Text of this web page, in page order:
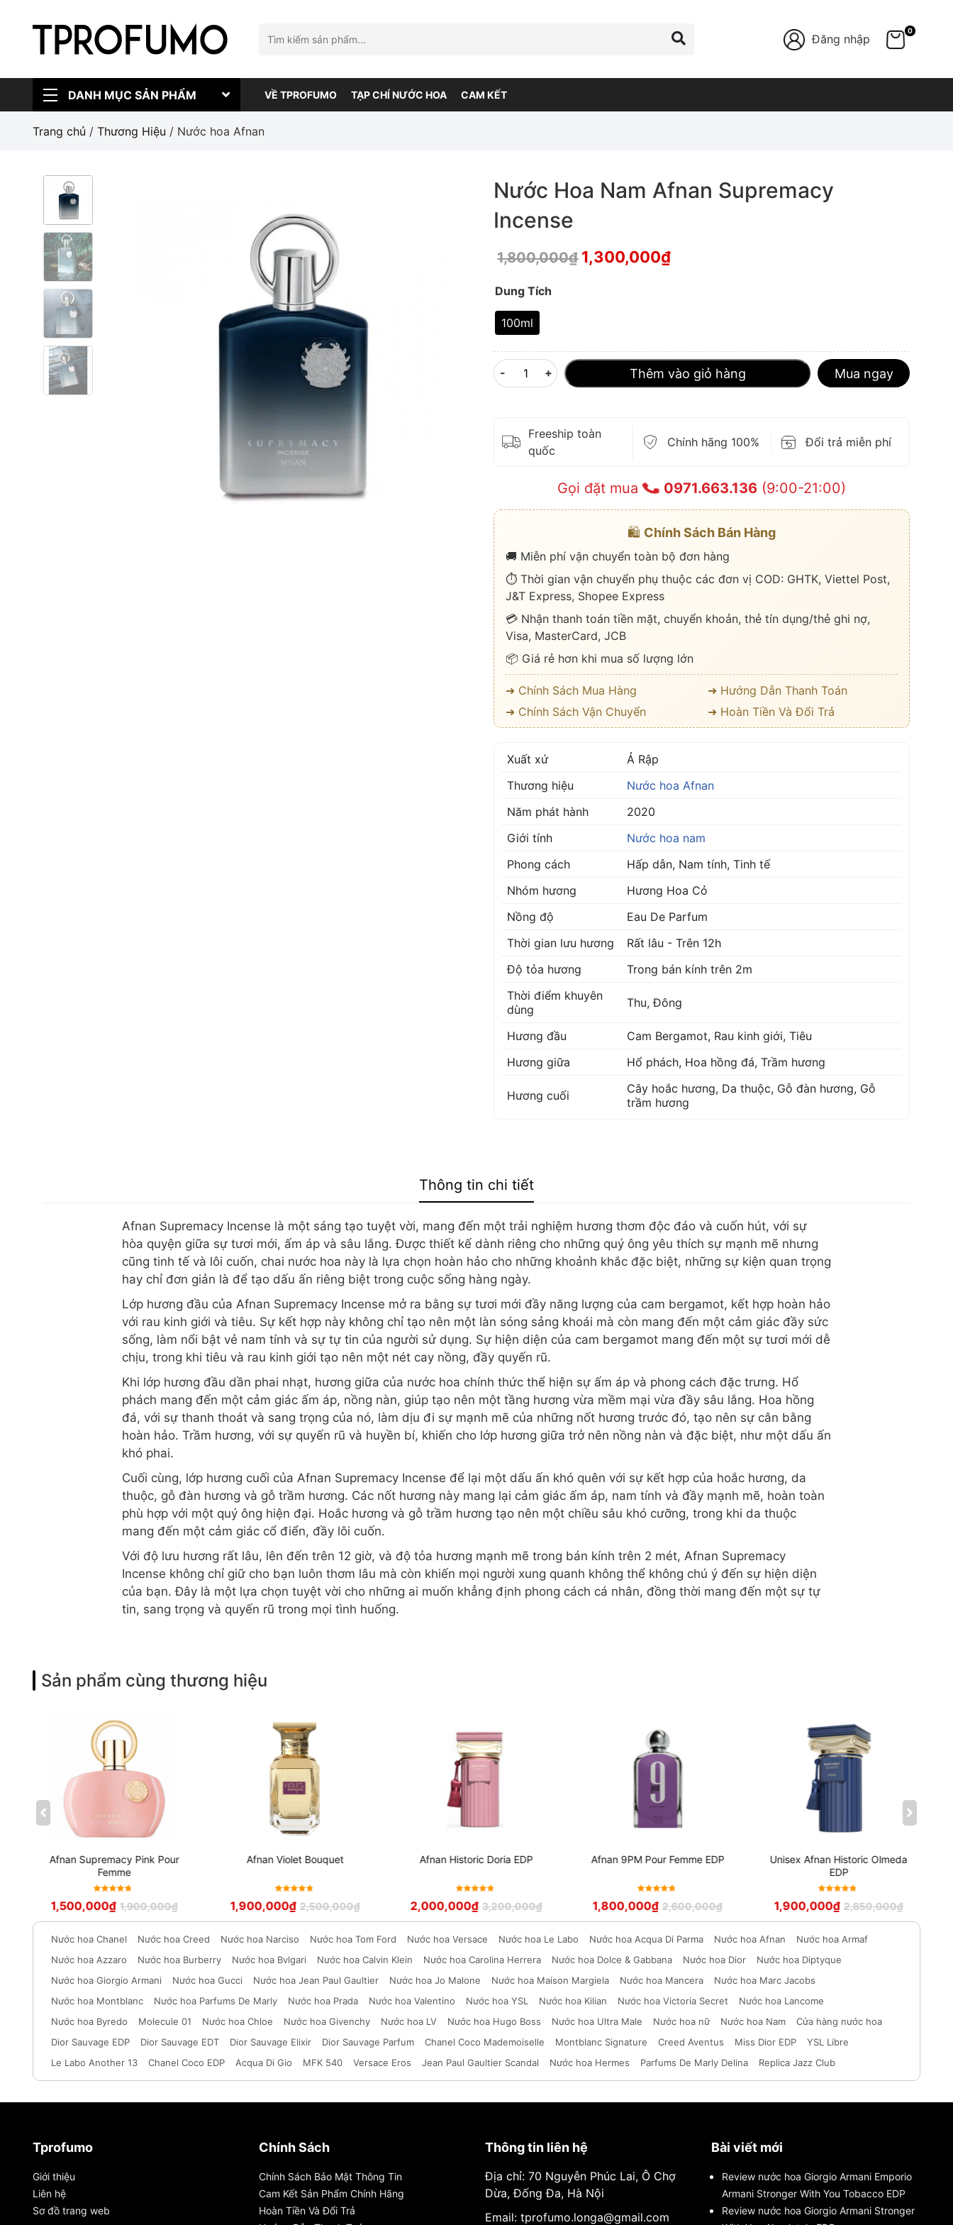
Đăng nhập
0
DANH MỤC SẢN PHẨM VỀ TPROFUMO TẠP CHÍ NƯỚC HOA CAM KẾT
Trang chủ / Thương Hiệu / Nước hoa Afnan
Nước Hoa Nam Afnan Supremacy
Incense
1,800,000₫ 1,300,000₫
Dung Tích
100ml
- + Thêm vào giỏ hàng Mua ngay
Freeship toàn
quốc
Chính hãng 100% Đổi trả miễn phí
Gọi đặt mua 0971.663.136 (9:00-21:00)
🛍️ Chính Sách Bán Hàng
🚚 Miễn phí vận chuyển toàn bộ đơn hàng
⏱️ Thời gian vận chuyển phụ thuộc các đơn vị COD: GHTK, Viettel Post,
J&T Express, Shopee Express
💳 Nhận thanh toán tiền mặt, chuyển khoản, thẻ tín dụng/thẻ ghi nợ,
Visa, MasterCard, JCB
📦 Giá rẻ hơn khi mua số lượng lớn
➜ Chính Sách Mua Hàng
➜ Hướng Dẫn Thanh Toán
➜ Chính Sách Vận Chuyển
➜ Hoàn Tiền Và Đổi Trả
Xuất xứ
Ả Rập
Thương hiệu
Nước hoa Afnan
Năm phát hành
2020
Giới tính
Nước hoa nam
Phong cách
Hấp dẫn, Nam tính, Tinh tế
Nhóm hương
Hương Hoa Cỏ
Nồng độ
Eau De Parfum
Thời gian lưu hương
Rất lâu - Trên 12h
Độ tỏa hương
Trong bán kính trên 2m
Thời điểm khuyên
dùng
Thu, Đông
Hương đầu Cam Bergamot, Rau kinh giới,Tiêu
Hương giữa
Hổ phách, Hoa hồng đá,Trầm hương
Hương cuối Cây hoắc hương, Da thuộc, Gỗ đàn hương, Gỗ
trầm hương
Thông tin chi tiết
Afnan Supremacy Incense là một sáng tạo tuyệt vời, mang đến một trải nghiệm hương thơm độc đáo và cuốn hút, với sự
hòa quyện giữa sự tươi mới, ấm áp và sâu lắng. Được thiết kế dành riêng cho những quý ông yêu thích sự mạnh mẽ nhưng
cũng tinh tế và lôi cuốn, chai nước hoa này là lựa chọn hoàn hảo cho những khoảnh khắc đặc biệt, những sự kiện quan trọng
hay chỉ đơn giản là để tạo dấu ấn riêng biệt trong cuộc sống hàng ngày.
Lớp hương đầu của Afnan Supremacy Incense mở ra bằng sự tươi mới đầy năng lượng của cam bergamot, kết hợp hoàn hảo
với rau kinh giới và tiêu. Sự kết hợp này không chỉ tạo nên một làn sóng sảng khoái mà còn mang đến một cảm giác đầy sức
sống, làm nổi bật vẻ nam tính và sự tự tin của người sử dụng. Sự hiện diện của cam bergamot mang đến một sự tươi mới dễ
chịu, trong khi tiêu và rau kinh giới tạo nên một nét cay nồng, đầy quyến rũ.
Khi lớp hương đầu dần phai nhạt, hương giữa của nước hoa chính thức thể hiện sự ấm áp và phong cách đặc trưng. Hổ
phách mang đến một cảm giác ấm áp, nồng nàn, giúp tạo nên một tầng hương vừa mềm mại vừa đầy sâu lắng. Hoa hồng
đá, với sự thanh thoát và sang trọng của nó, làm dịu đi sự mạnh mẽ của những nốt hương trước đó, tạo nên sự cân bằng
hoàn hảo. Trầm hương, với sự quyến rũ và huyền bí, khiến cho lớp hương giữa trở nên nồng nàn và đặc biệt, như một dấu ấn
khó phai.
Cuối cùng, lớp hương cuối của Afnan Supremacy Incense để lại một dấu ấn khó quên với sự kết hợp của hoắc hương, da
thuộc, gỗ đàn hương và gỗ trầm hương. Các nốt hương này mang lại cảm giác ấm áp, nam tính và đầy mạnh mẽ, hoàn toàn
phù hợp với một quý ông hiện đại. Hoắc hương và gỗ trầm hương tạo nên một chiều sâu khó cưỡng, trong khi da thuộc
mang đến một cảm giác cổ điển, đầy lôi cuốn.
Với độ lưu hương rất lâu, lên đến trên 12 giờ, và độ tỏa hương mạnh mẽ trong bán kính trên 2 mét, Afnan Supremacy
Incense không chỉ giữ cho bạn luôn thơm lâu mà còn khiến mọi người xung quanh không thể không chú ý đến sự hiện diện
của bạn. Đây là một lựa chọn tuyệt vời cho những ai muốn khẳng định phong cách cá nhân, đồng thời mang đến một sự tự
tin, sang trọng và quyến rũ trong mọi tình huống.
Sản phẩm cùng thương hiệu
Afnan Supremacy Pink Pour
Femme
hạng
5
sao
1,900,000₫
1,500,000₫
Afnan Violet Bouquet
hạng 5
sao
2,500,000₫
1,900,000₫
Afnan Historic Doria EDP
hạng
5
sao
3,200,000₫
2,000,000₫
Afnan 9PM Pour Femme EDP
hạng 5
sao
2,600,000₫
1,800,000₫
Unisex Afnan Historic Olmeda
EDP
hạng
5
sao
2,850,000₫
1,900,000₫
Nước hoa Chanel Nước hoa Creed Nước hoa Narciso Nước hoa Tom Ford Nước hoa Versace Nước hoa Le Labo Nước hoa Acqua Di Parma Nước hoa Afnan
Nước hoa Armaf
Nước hoa Azzaro
Nước hoa Burberry Nước hoa Bvlgari Nước hoa Calvin Klein Nước hoa Carolina Herrera Nước hoa Dolce & Gabbana Nước hoa Dior
Nước hoa Diptyque
Nước hoa Giorgio Armani
Nước hoa Gucci Nước hoa Jean Paul Gaultier Nước hoa Jo Malone Nước hoa Maison Margiela Nước hoa Mancera
Nước hoa Marc Jacobs
Nước hoa Montblanc
Nước hoa Parfums De Marly Nước hoa Prada Nước hoa Valentino Nước hoa YSL Nước hoa Kilian Nước hoa Victoria Secret
Nước hoa Lancome
Nước hoa Byredo
Molecule 01 Nước hoa Chloe Nước hoa Givenchy Nước hoa LV Nước hoa Hugo Boss Nước hoa Ultra Male Nước hoa nữ Nước hoa Nam
Cửa hàng nước hoa
Dior Sauvage EDP
Dior Sauvage EDT Dior Sauvage Elixir Dior Sauvage Parfum Chanel Coco Mademoiselle Montblanc Signature Creed Aventus Miss Dior EDP
YSL Libre
Le Labo Another 13
Chanel Coco EDP Acqua Di Gio MFK 540 Versace Eros Jean Paul Gaultier Scandal Nước hoa Hermes Parfums De Marly Delina Replica Jazz Club
Tprofumo
Giới thiệu
Liên hệ
Sơ đồ trang web
Chính Sách
Chính Sách Bảo Mật Thông Tin
Cam Kết Sản Phẩm Chính Hãng
Hoàn Tiền Và Đổi Trả
Thông tin liên hệ
Địa chỉ: 70 Nguyễn Phúc Lai, Ô Chợ
Dừa, Đống Đa, Hà Nội
Email: tprofumo.longa@gmail.com
Bài viết mới
Review nước hoa Giorgio Armani Emporio
Armani Stronger With You Tobacco EDP
Review nước hoa Giorgio Armani Stronger